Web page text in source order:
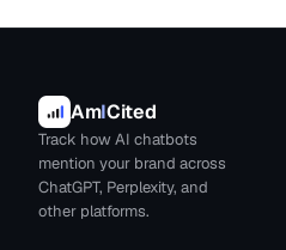
AmICited
Track how AI chatbots
mention your brand across
ChatGPT, Perplexity, and
other platforms.